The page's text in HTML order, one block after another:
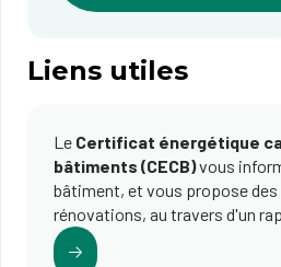
Liens utiles
Le Certificat énergétique
bâtiments (CECB)vous
bâtiment, et vous propose des
rénovations, au travers d'un